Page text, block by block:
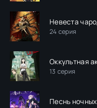
Невеста
24 серия
Оккультная
13 серия
Песнь